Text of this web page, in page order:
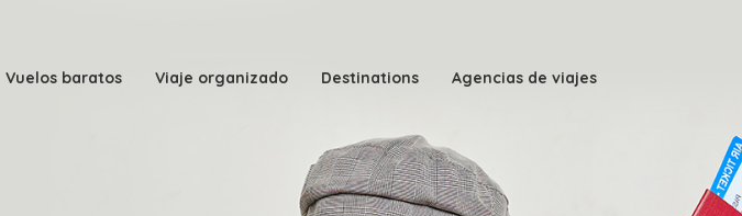
Vuelos baratos Viaje organizado Destinations Agencias de viajes